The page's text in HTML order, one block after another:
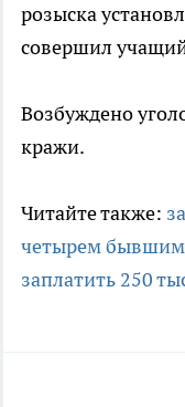
розыска
совершил
Возбуждено
кражи.
Читайте также:
четырем бывшим
заплатить 250